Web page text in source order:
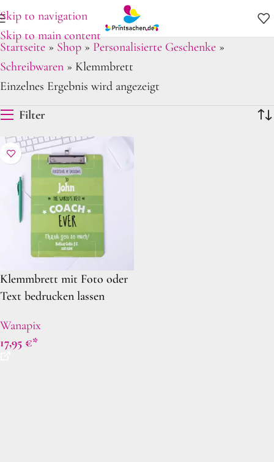
Skip to navigation
Skip to main content
Startseite » Shop » Personalisierte Geschenke »
Schreibwaren » Klemmbrett
Einzelnes Ergebnis wird angezeigt
Filter
Klemmbrett mit Foto oder
Text bedrucken lassen
Wanapix
17,95 €